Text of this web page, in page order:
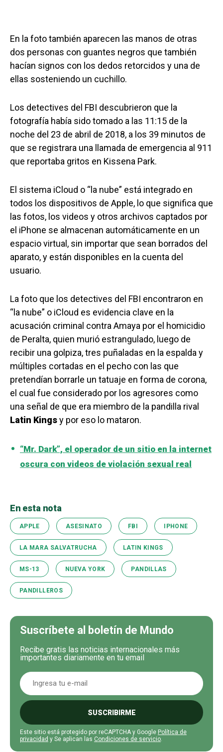
En la foto también aparecen las manos de otras
dos personas con guantes negros que también
hacían signos con los dedos retorcidos y una de
ellas sosteniendo un cuchillo.
Los detectives del FBI descubrieron que la
fotografía había sido tomado a las 11:15 de la
noche del 23 de abril de 2018, a los 39 minutos de
que se registrara una llamada de emergencia al 911
que reportaba gritos en Kissena Park.
El sistema iCloud o “la nube” está integrado en
todos los dispositivos de Apple, lo que significa que
las fotos, los videos y otros archivos captados por
el iPhone se almacenan automáticamente en un
espacio virtual, sin importar que sean borrados del
aparato, y están disponibles en la cuenta del
usuario.
La foto que los detectives del FBI encontraron en
“la nube” o iCloud es evidencia clave en la
acusación criminal contra Amaya por el homicidio
de Peralta, quien murió estrangulado, luego de
recibir una golpiza, tres puñaladas en la espalda y
múltiples cortadas en el pecho con las que
pretendían borrarle un tatuaje en forma de corona,
el cual fue considerado por los agresores como
una señal de que era miembro de la pandilla rival
Latin Kingsy por eso lo mataron.
“Mr. Dark”, el operador de un sitio en la internet
oscura con videos de violación sexual real
En esta nota
APPLE ASESINATO FBI IPHONE
LA MARA SALVATRUCHA LATIN KINGS
MS-13 NUEVA YORK PANDILLAS
PANDILLEROS
Suscríbete al boletín de Mundo
Recibe gratis las noticias internacionales más
importantes diariamente en tu email
SUSCRIBIRME
Este sitio está protegido por reCAPTCHA y Google Política de
privacidad y Se aplican las Condiciones de servicio.